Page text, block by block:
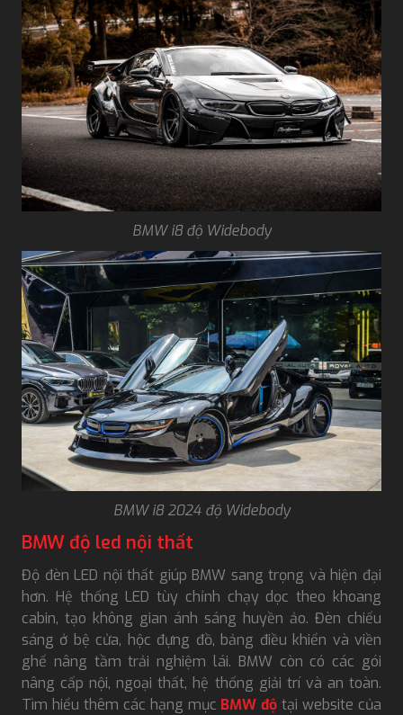
BMW i8 độ Widebody
BMW i8 2024 độ Widebody
BMW độ led nội thất
Độ đèn LED nội thất giúp BMW sang trọng và hiện đại
hơn. Hệ thống LED tùy chỉnh chạy dọc theo khoang
cabin, tạo không gian ánh sáng huyền ảo. Đèn chiếu
sáng ở bệ cửa, hộc đựng đồ, bảng điều khiển và viền
ghế nâng tầm trải nghiệm lái. BMW còn có các gói
nâng cấp nội, ngoại thất, hệ thống giải trí và an toàn.
Tìm hiểu thêm các hạng mục BMW độ tại website của